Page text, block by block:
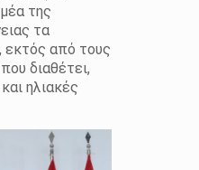
της
τα
εκτός από τους
διαθέτει,
ηλιακές